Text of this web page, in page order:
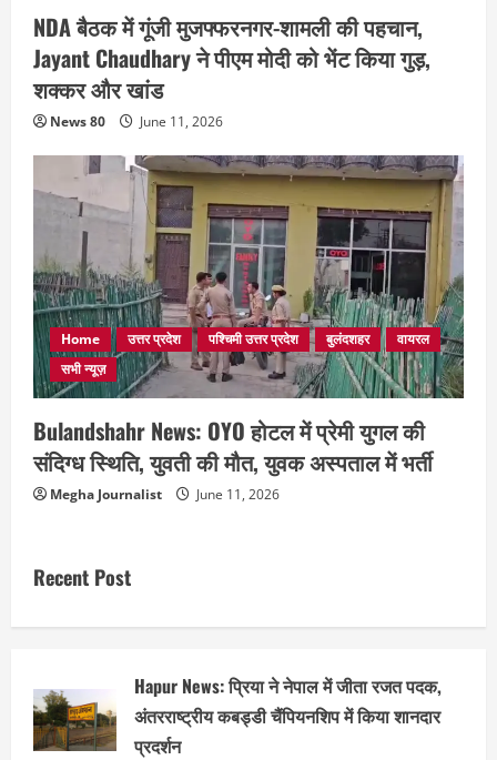
NDA बैठक में गूंजी मुजफ्फरनगर-शामली की पहचान,
Jayant Chaudhary ने पीएम मोदी को भेंट किया गुड़,
शक्कर और खांड
News 80 June 11, 2026
Home उत्तर प्रदेश पश्चिमी उत्तर प्रदेश बुलंदशहर
वायरल
सभी न्यूज़
Bulandshahr News: OYO होटल में प्रेमी युगल की
संदिग्ध स्थिति, युवती की मौत, युवक अस्पताल में भर्ती
Megha Journalist June 11, 2026
Recent Post
Hapur News: प्रिया ने नेपाल में जीता रजत पदक,
अंतरराष्ट्रीय कबड्डी चैंपियनशिप में किया शानदार
प्रदर्शन